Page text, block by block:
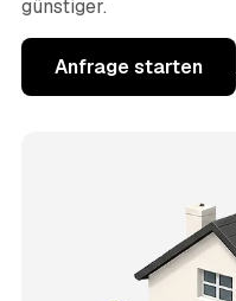
günstiger.
Anfrage starten